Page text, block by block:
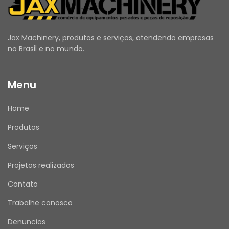
sua experiência de compra conosco. Sua
opinião é muito importante!
Nosso horário de atendimento é de segunda a
Mensagens enviadas fora desse horário serão
respondidas no próximo dia útil.
JAX MACHINERY – Brasil
Compromisso com qualidade e atendimento
Jax Machinery, produtos e serviços, atendendo empresas
no Brasil e no mundo.
Menu
Home
Produtos
Serviços
Projetos realizados
Contato
Trabalhe conosco
Denuncias